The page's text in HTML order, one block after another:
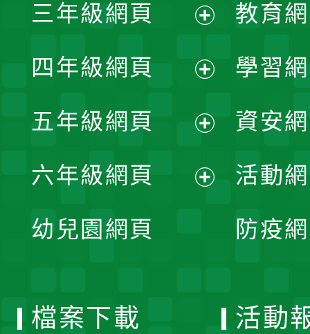
選
單
開
選
單
三年級網頁
開
選
單
四年級網頁
開
選
五年級網頁
開
六年級網頁
幼兒園網頁
教育
學習
資安
活動
防疫
檔案下載 活動